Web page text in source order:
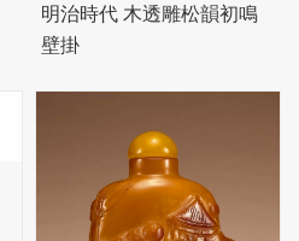
明治時代 木透雕松韻初鳴
壁掛